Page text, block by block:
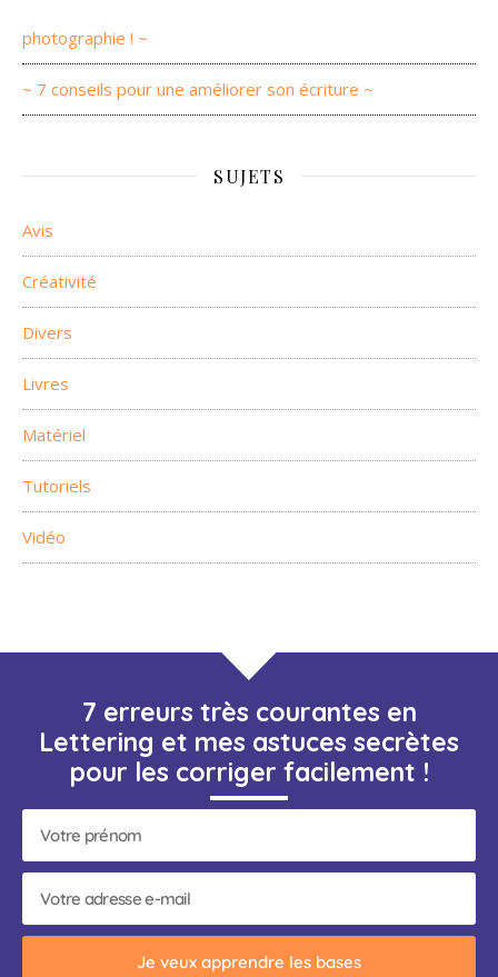
photographie ! ~
~ 7 conseils pour une améliorer son écriture ~
SUJETS
Avis
Créativité
Divers
Livres
Matériel
Tutoriels
Vidéo
7 erreurs très courantes en
Lettering et mes astuces secrètes
pour les corriger facilement !
Je veux apprendre les bases